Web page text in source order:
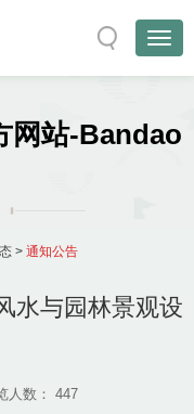
网站-Bandao
> 通知公告
水与园林景观设
人数： 447